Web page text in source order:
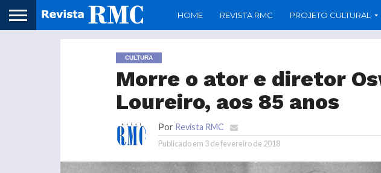
HOME REVISTA RMC PROJETO CULTURAL
CULTURA
Morre o ator e diretor
Loureiro, aos 85 anos
Por Revista RMC
Publicado em 3 de fevereiro de 2018